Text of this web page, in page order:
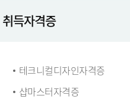
취득자격증
테크니컬디자인자격증
샵마스터자격증